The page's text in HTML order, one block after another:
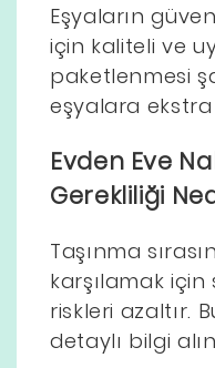
Eşyaların
için kaliteli ve
paketlenmesi
eşyalara
Evden Eve
Gerekliliği
Taşınma
karşılamak
riskleri azaltır.
detaylı bilgi